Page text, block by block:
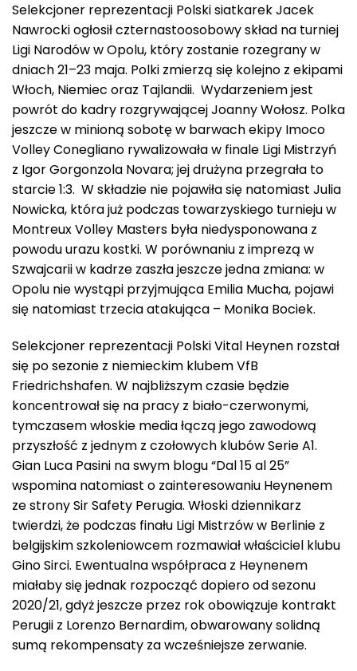
Selekcjoner reprezentacji Polski siatkarek Jacek
Nawrocki ogłosił czternastoosobowy skład na turniej
Ligi Narodów w Opolu, który zostanie rozegrany w
dniach 21–23 maja. Polki zmierzą się kolejno z ekipami
Włoch, Niemiec oraz Tajlandii. Wydarzeniem jest
powrót do kadry rozgrywającej Joanny Wołosz. Polka
jeszcze w minioną sobotę w barwach ekipy Imoco
Volley Conegliano rywalizowała w finale Ligi Mistrzyń
z Igor Gorgonzola Novara; jej drużyna przegrała to
starcie 1:3. W składzie nie pojawiła się natomiast Julia
Nowicka, która już podczas towarzyskiego turnieju w
Montreux Volley Masters była niedysponowana z
powodu urazu kostki. W porównaniu z imprezą w
Szwajcarii w kadrze zaszła jeszcze jedna zmiana: w
Opolu nie wystąpi przyjmująca Emilia Mucha, pojawi
się natomiast trzecia atakująca – Monika Bociek.
Selekcjoner reprezentacji Polski Vital Heynen rozstał
się po sezonie z niemieckim klubem VfB
Friedrichshafen. W najbliższym czasie będzie
koncentrował się na pracy z biało-czerwonymi,
tymczasem włoskie media łączą jego zawodową
przyszłość z jednym z czołowych klubów Serie A1.
Gian Luca Pasini na swym blogu “Dal 15 al 25”
wspomina natomiast o zainteresowaniu Heynenem
ze strony Sir Safety Perugia. Włoski dziennikarz
twierdzi, że podczas finału Ligi Mistrzów w Berlinie z
belgijskim szkoleniowcem rozmawiał właściciel klubu
Gino Sirci. Ewentualna współpraca z Heynenem
miałaby się jednak rozpocząć dopiero od sezonu
2020/21, gdyż jeszcze przez rok obowiązuje kontrakt
Perugii z Lorenzo Bernardim, obwarowany solidną
sumą rekompensaty za wcześniejsze zerwanie.